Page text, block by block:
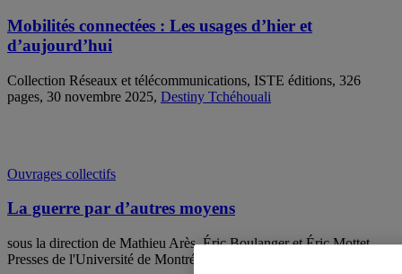
Mobilités connectées : Les usages d’hier et
d’aujourd’hui
Collection Réseaux et télécommunications, ISTE éditions, 326
pages, 30 novembre 2025, Destiny Tchéhouali
Ouvrages collectifs
La guerre par d’autres moyens
sous la direction de Mathieu Arès, Éric Boulanger et Éric Mottet,
Presses de l'Université de Montréal, 312 pages, 13 octobre 2025